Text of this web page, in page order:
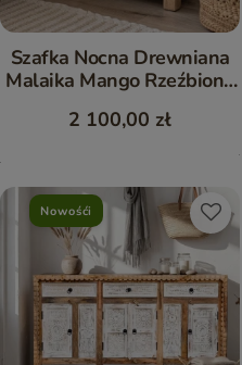
Szafka Nocna Drewniana
Malaika Mango Rzeźbiona
2 100,00 zł
Nowośći